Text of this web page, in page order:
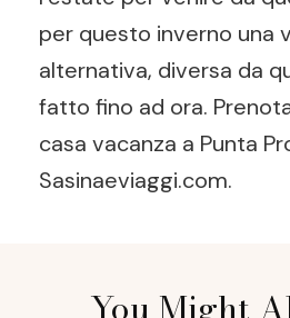
per questo inverno una
alternativa, diversa da
fatto fino ad ora.
casa vacanza a Punta
Sasinaeviaggi.com.